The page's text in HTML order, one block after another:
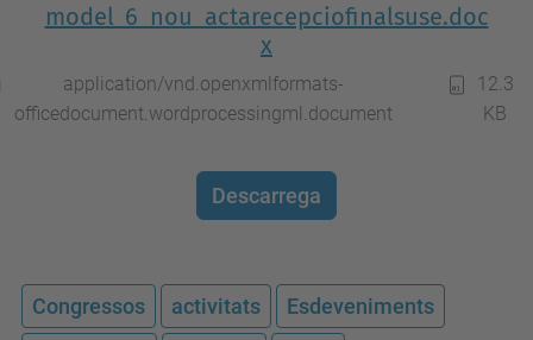
model_6_nou_actarecepciofinalsuse.doc
x
application/vnd.openxmlformats-
officedocument.wordprocessingml.document
12.3
KB
Descarrega
Congressos activitats
Esdeveniments